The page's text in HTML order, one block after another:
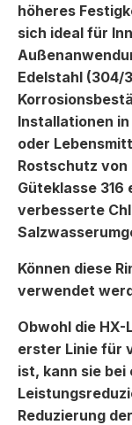
höheres
sich ideal für
Edelstahl (304/
Installationen
oder
Rostschutz
Güteklasse
verbesserte
Können diese
verwendet
Obwohl die
erster Linie für
ist, kann sie
Reduzierung